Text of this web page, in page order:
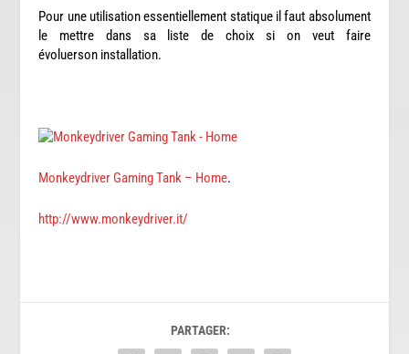
Pour une utilisation essentiellement statique il faut absolument
le mettre dans sa liste de choix si on veut faire
évoluerson installation.
Monkeydriver Gaming Tank – Home.
http://www.monkeydriver.it/
PARTAGER: